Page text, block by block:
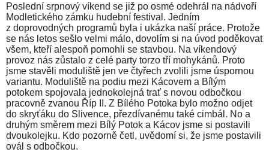
Poslední srpnový víkend se již po osmé odehrál na nádvoří
Modletického zámku hudební festival. Jedním
z doprovodných programů byla i ukázka naší práce. Protože
se nás letos sešlo velmi málo, dovolím si na úvod poděkovat
všem, kteří alespoň pomohli se stavbou. Na víkendový
provoz nás zůstalo z celé party torzo tří mohykánů. Proto
jsme stavěli moduliště jen ve čtyřech zvolili jsme úspornou
variantu. Moduliště na podiu mezi Kácovem a Bílým
potokem spojovala jednokolejná trať s novou odbočkou
pracovně zvanou Říp II. Z Bílého Potoka bylo možno odjet
do skryťáku do Slivence, přezdívanému také cimbál. No a
druhým směrem mezi Bílý Potok a Kácov jsme si postavili
dvoukolejku. Kdo pozorně četl, uvědomí si, že jsme postavili
ovál s odbočkou.